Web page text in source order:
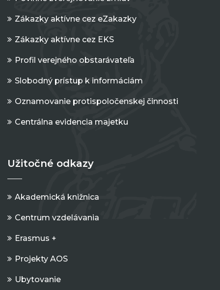
Zákazky aktívne cez eZakazky
Zákazky aktívne cez EKS
Profil verejného obstarávateľa
Slobodný prístup k informáciám
Oznamovanie protispoločenskej činnosti
Centrálna evidencia majetku
Užitočné odkazy
Akademická knižnica
Centrum vzdelávania
Erasmus +
Projekty AOS
Ubytovanie